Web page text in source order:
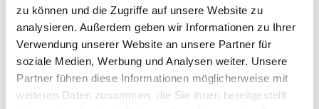
zu können und die Zugriffe auf unsere Website zu
analysieren. Außerdem geben wir Informationen zu Ihrer
Verwendung unserer Website an unsere Partner für
soziale Medien, Werbung und Analysen weiter. Unsere
Partner führen diese Informationen möglicherweise mit
weiteren Daten zusammen, die Sie ihnen bereitgestellt
Dies könnte Sie auch
interessieren